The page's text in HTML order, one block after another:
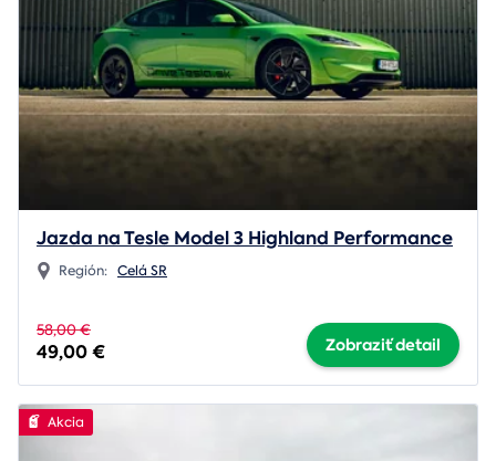
Jazda na Tesle Model 3 Highland Performance
Región: Celá SR
58,00 €
49,00 € Zobraziť detail
Akcia